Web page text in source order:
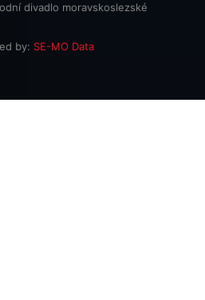
divadlo moravskoslezské
by: SE-MO Data